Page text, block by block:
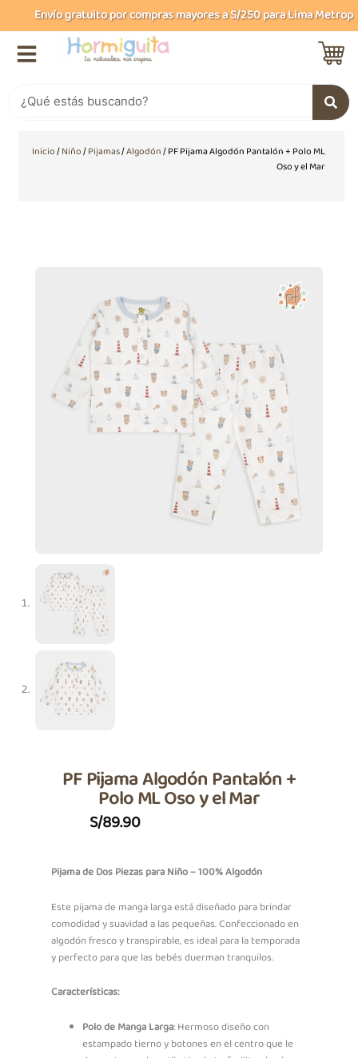
al
contenido
Envío gratuito por compras mayores a S/250 para Lima
Inicio/Niño/Pijamas/Algodón/ PF Pijama Algodón Pantalón + Polo ML
Oso y el Mar
PF Pijama Algodón Pantalón +
Polo ML Oso y el Mar
S/89.90
Pijama de Dos Piezas para Niño – 100% Algodón
Este pijama de manga larga está diseñado para brindar
comodidad y suavidad a las pequeñas. Confeccionado en
algodón fresco y transpirable, es ideal para la temporada
y perfecto para que las bebés duerman tranquilos.
Características:
Polo de Manga Larga: Hermoso diseño con
estampado tierno y botones en el centro que le